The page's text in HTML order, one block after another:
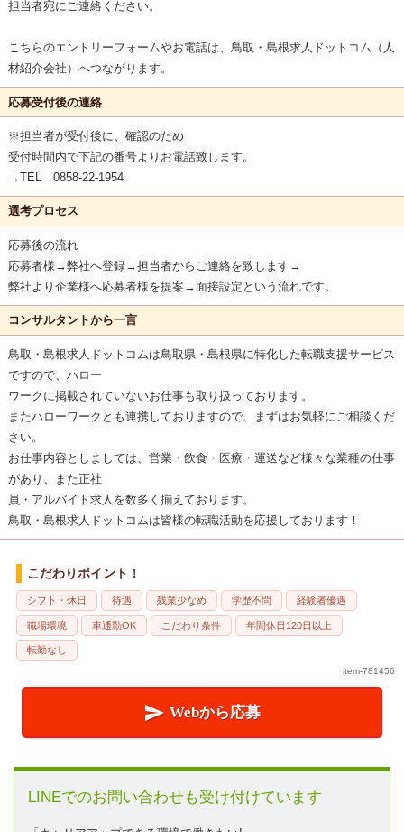
担当者宛にご連絡ください。
こちらのエントリーフォームやお電話は、鳥取・島根求人ドットコム（人
材紹介会社）へつながります。
応募受付後の連絡
※担当者が受付後に、確認のため
受付時間内で下記の番号よりお電話致します。
→TEL 0858-22-1954
選考プロセス
応募後の流れ
応募者様→弊社へ登録→担当者からご連絡を致します→
弊社より企業様へ応募者様を提案→面接設定という流れです。
コンサルタントから一言
鳥取・島根求人ドットコムは鳥取県・島根県に特化した転職支援サービス
ですので、ハロー
ワークに掲載されていないお仕事も取り扱っております。
またハローワークとも連携しておりますので、まずはお気軽にご相談くだ
さい。
お仕事内容としましては、営業・飲食・医療・運送など様々な業種の仕事
があり、また正社
員・アルバイト求人を数多く揃えております。
鳥取・島根求人ドットコムは皆様の転職活動を応援しております！
こだわりポイント！
シフト・休日 待遇 残業少なめ 学歴不問 経験者優遇
職場環境 車通勤OK こだわり条件 年間休日120日以上
転勤なし
item-781456
 Webから応募
LINEでのお問い合わせも受け付けています